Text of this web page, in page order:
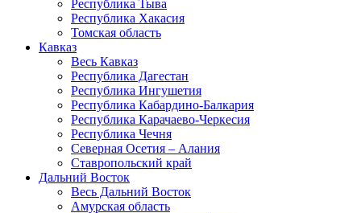
Республика Тыва
Республика Хакасия
Томская область
Кавказ
Весь Кавказ
Республика Дагестан
Республика Ингушетия
Республика Кабардино-Балкария
Республика Карачаево-Черкесия
Республика Чечня
Северная Осетия – Алания
Ставропольский край
Дальний Восток
Весь Дальний Восток
Амурская область